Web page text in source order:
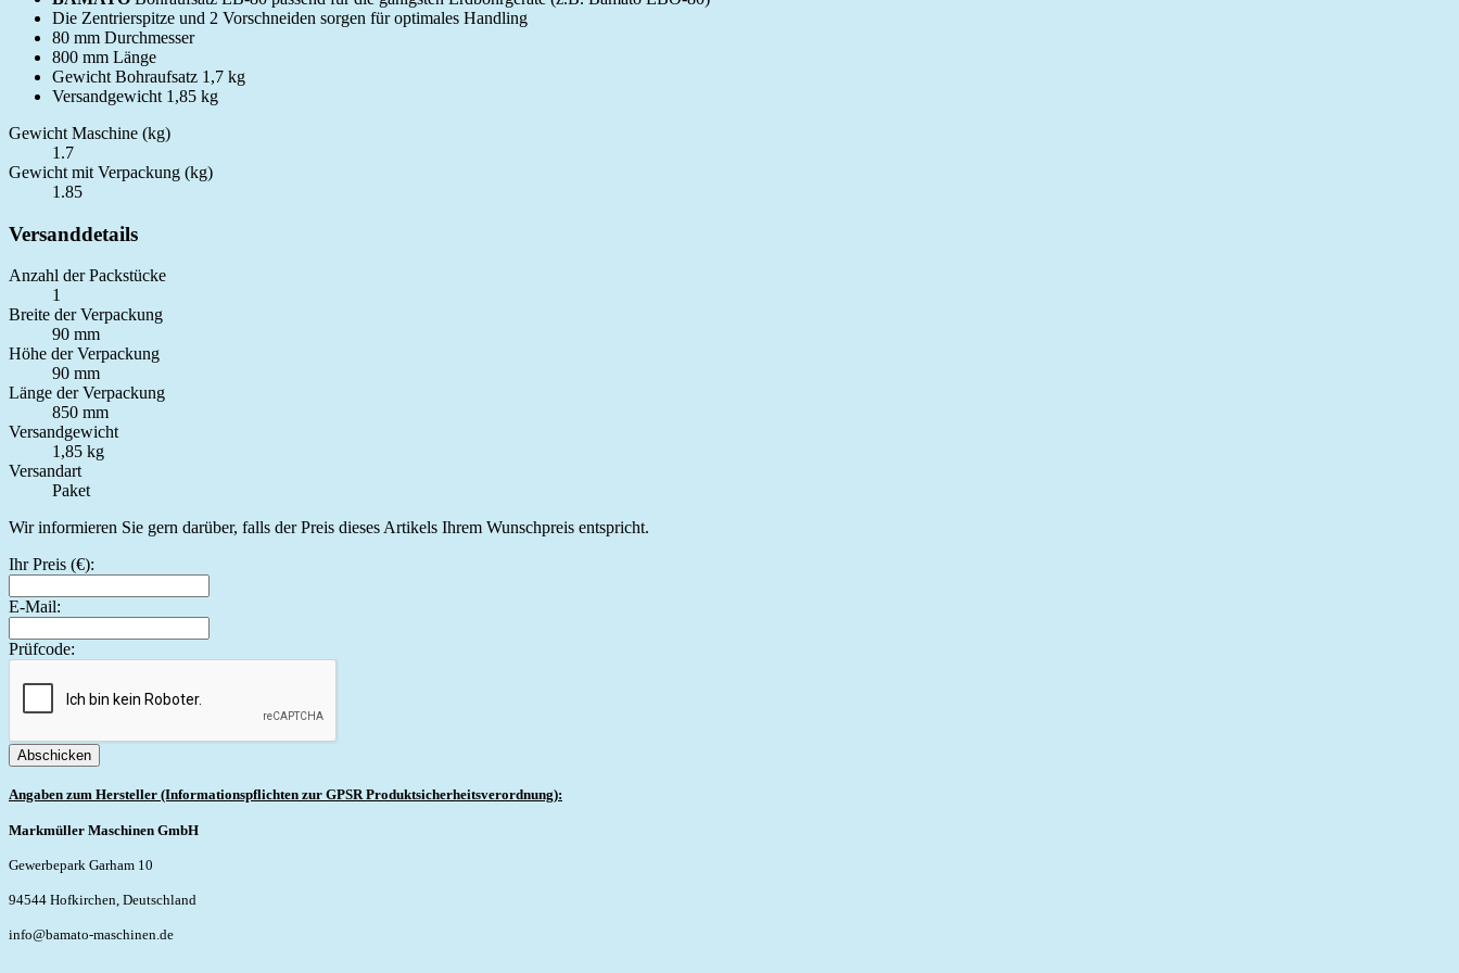
Die Zentrierspitze und 2 Vorschneiden sorgen für optimales Handling
80 mm Durchmesser
800 mm Länge
Gewicht Bohraufsatz 1,7 kg
Versandgewicht 1,85 kg
Gewicht Maschine (kg)
1.7
Gewicht mit Verpackung (kg)
1.85
Versanddetails
Anzahl der Packstücke
1
Breite der Verpackung
90 mm
Höhe der Verpackung
90 mm
Länge der Verpackung
850 mm
Versandgewicht
1,85 kg
Versandart
Paket
Wir informieren Sie gern darüber, falls der Preis dieses Artikels Ihrem Wunschpreis entspricht.
Ihr Preis (€):
E-Mail:
Prüfcode:
Abschicken
Angaben zum Hersteller (Informationspflichten zur GPSR Produktsicherheitsverordnung):
Markmüller Maschinen GmbH
Gewerbepark Garham 10
94544 Hofkirchen, Deutschland
info@bamato-maschinen.de